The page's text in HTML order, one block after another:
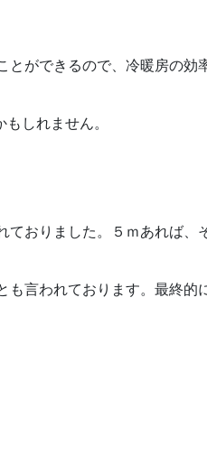
ができるので、冷暖房の効
しれません。
おりました。５ｍあれば、
も言われております。最終